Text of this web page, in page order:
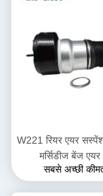
W221 रियर एयर
मर्सिडीज बेंज एयर
2213205113
सबसे अच्छी